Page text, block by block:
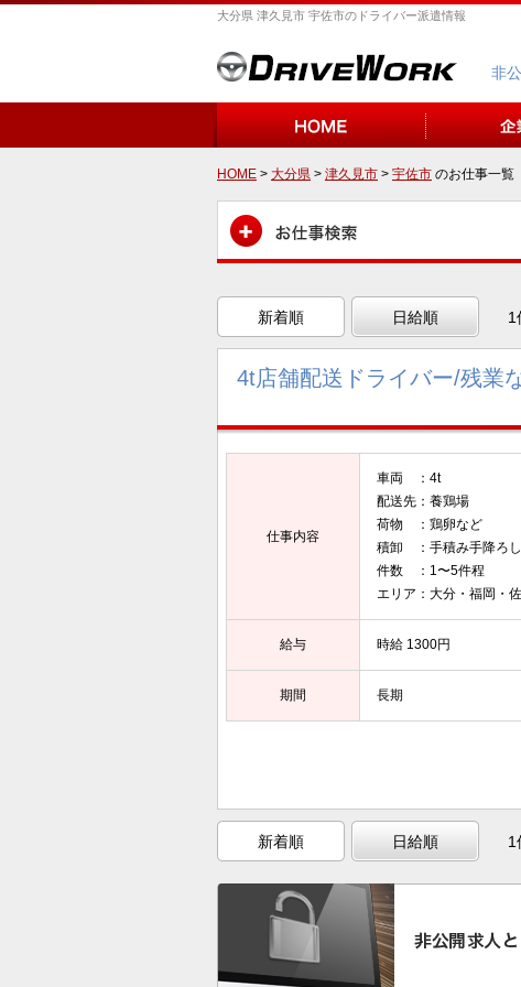
大分県 津久見市 宇佐市のドライバー派遣情報
非
HOME > 大分県 > 津久見市 > 宇佐市 のお仕事一覧
新着順 日給順 1
4t店舗配送ドライバー/残業
仕事内容
車両 ：4t
配送先：養鶏場
荷物 ：鶏卵など
積卸 ：手積み手降ろし
件数 ：1〜5件程
エリア：大分・福岡・
給与 時給 1300円
期間 長期
新着順 日給順 1